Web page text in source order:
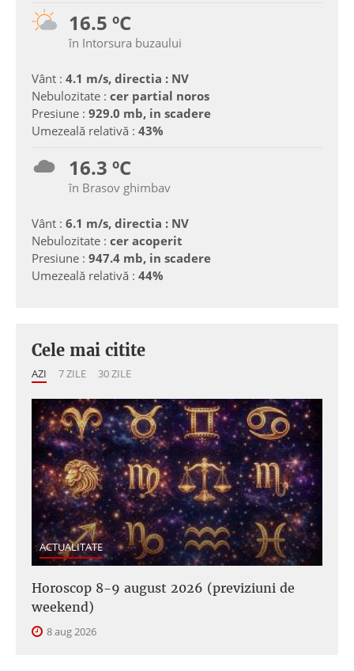
16.5 ºC
în Intorsura buzaului
Vânt : 4.1 m/s, directia : NV
Nebulozitate : cer partial noros
Presiune : 929.0 mb, in scadere
Umezeală relativă : 43%
16.3 ºC
în Brasov ghimbav
Vânt : 6.1 m/s, directia : NV
Nebulozitate : cer acoperit
Presiune : 947.4 mb, in scadere
Umezeală relativă : 44%
Cele mai citite
AZI 7 ZILE 30 ZILE
ACTUALITATE
Horoscop 8-9 august 2026 (previziuni de
weekend)
8 aug 2026